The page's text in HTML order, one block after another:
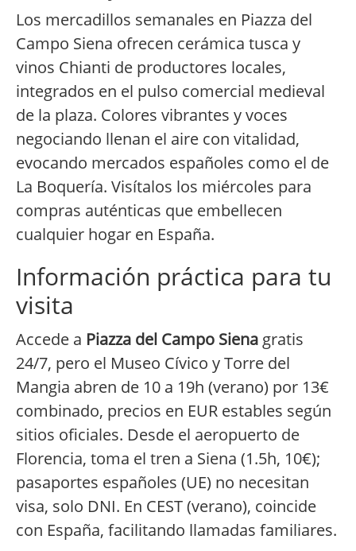
Los mercadillos semanales en Piazza del
Campo Siena ofrecen cerámica tusca y
vinos Chianti de productores locales,
integrados en el pulso comercial medieval
de la plaza. Colores vibrantes y voces
negociando llenan el aire con vitalidad,
evocando mercados españoles como el de
La Boquería. Visítalos los miércoles para
compras auténticas que embellecen
cualquier hogar en España.
Información práctica para tu
visita
Accede a Piazza del Campo Siena gratis
24/7, pero el Museo Cívico y Torre del
Mangia abren de 10 a 19h (verano) por 13€
combinado, precios en EUR estables según
sitios oficiales. Desde el aeropuerto de
Florencia, toma el tren a Siena (1.5h, 10€);
pasaportes españoles (UE) no necesitan
visa, solo DNI. En CEST (verano), coincide
con España, facilitando llamadas familiares.